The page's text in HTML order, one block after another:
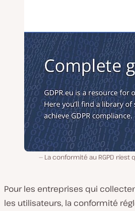
La conformité au RGPD
Pour les entreprises qui
les utilisateurs, la conformité